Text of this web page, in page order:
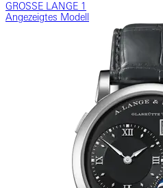
GROSSE LANGE 1
Angezeigtes Modell